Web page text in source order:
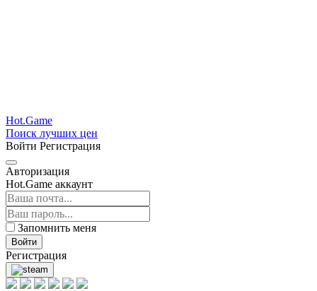
Hot.Game
Поиск лучших цен
Войти Регистрация
Авторизация
Hot.Game аккаунт
Запомнить меня
Войти
Регистрация